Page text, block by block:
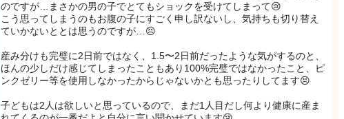
のですが…まさかの男の子でとてもショックを受けてしまって😢
こう思ってしまうのもお腹の子にすごく申し訳ないし、気持ちも切り替え
ていかないととは思うのですが…😣
産み分けも完璧に2日前ではなく、1.5〜2日前だったような気がするのと、
ほんの少しだけ感じてしまったこともあり100%完璧ではなかったこと、ピ
ンクゼリー等を使用しなかったからじゃないかとも思ったりしてます😣
子どもは2人は欲しいと思っているので、まだ1人目だし何より健康に産ま